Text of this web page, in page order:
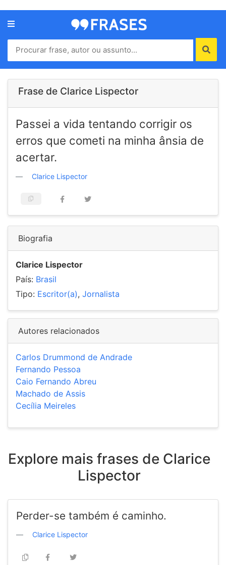
Menu
Home
Autores
de
Contato
Frase de Clarice Lispector
Passei a vida tentando corrigir os
erros que cometi na minha ânsia de
acertar.
Clarice Lispector
Biografia
Clarice Lispector
País: Brasil
Tipo: Escritor(a), Jornalista
Autores relacionados
Carlos Drummond de Andrade
Fernando Pessoa
Caio Fernando Abreu
Machado de Assis
Cecília Meireles
Explore mais frases de Clarice
Lispector
Perder-se também é caminho.
Clarice Lispector